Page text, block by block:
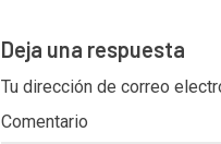
Deja una respuesta
Tu dirección de correo
Comentario